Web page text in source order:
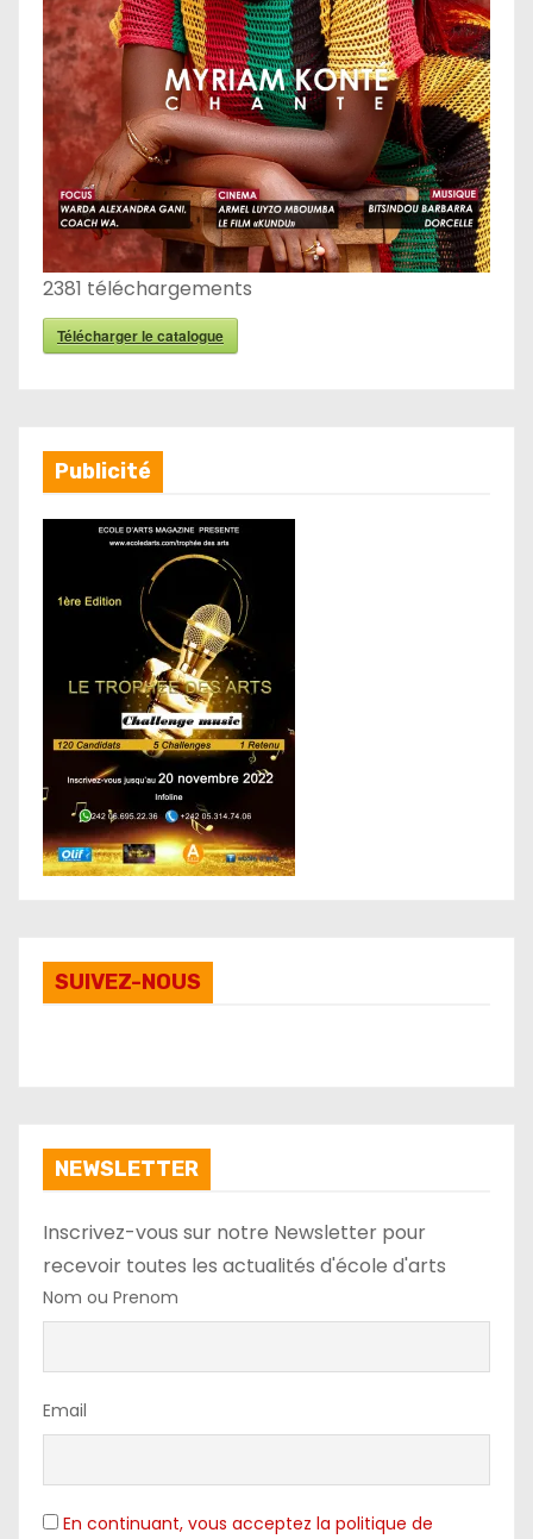
2381 téléchargements
Télécharger le catalogue
Publicité
SUIVEZ-NOUS
NEWSLETTER
Inscrivez-vous sur notre Newsletter pour
recevoir toutes les actualités d'école d'arts
Nom ou Prenom
Email
En continuant, vous acceptez la politique de